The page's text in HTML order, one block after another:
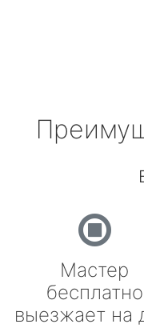
Мастер
бесплатно
выезжает на